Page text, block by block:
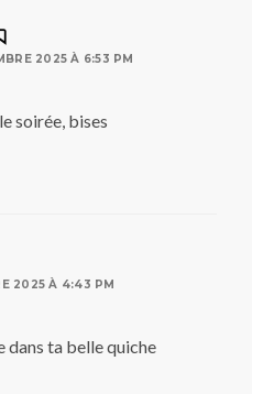
2025 À 6:53 PM
soirée, bises
2025 À 4:43 PM
dans ta belle quiche